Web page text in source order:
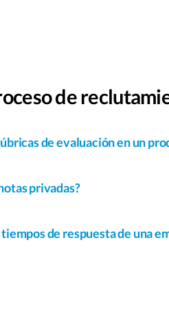
de
de evaluación en un
privadas?
de respuesta de una